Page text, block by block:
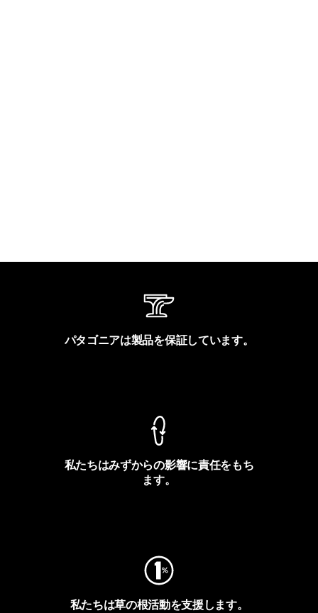
パタゴニアは製品を保証しています。
私たちはみずからの影響に責任をもち
ます。
私たちは草の根活動を支援します。